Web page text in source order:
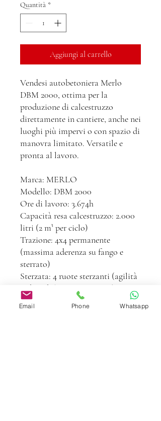
Quantità *
Aggiungi al carrello
Vendesi autobetoniera Merlo
DBM 2000, ottima per la
produzione di calcestruzzo
direttamente in cantiere, anche nei
luoghi più impervi o con spazio di
manovra limitato. Versatile e
pronta al lavoro.
Marca: MERLO
Modello: DBM 2000
Ore di lavoro: 3.674h
Capacità resa calcestruzzo: 2.000
litri (2 m³ per ciclo)
Trazione: 4x4 permanente
(massima aderenza su fango e
sterrato)
Sterzata: 4 ruote sterzanti (agilità
imbattibile in spazi stretti)
Sistema Autocaricante: Pala di
caricamento anteriore per
Email Phone Whatsapp